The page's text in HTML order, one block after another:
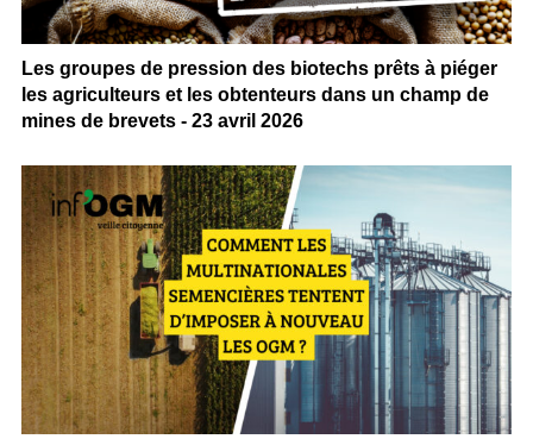
Les groupes de pression des biotechs prêts à piéger
les agriculteurs et les obtenteurs dans un champ de
mines de brevets - 23 avril 2026